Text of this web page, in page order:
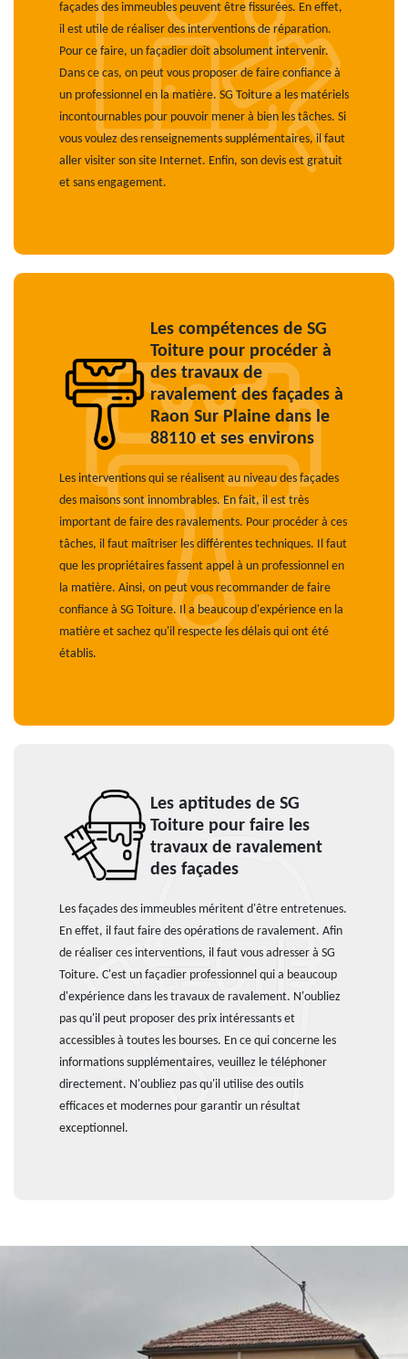
façades des immeubles peuvent être fissurées. En effet,
il est utile de réaliser des interventions de réparation.
Pour ce faire, un façadier doit absolument intervenir.
Dans ce cas, on peut vous proposer de faire confiance à
un professionnel en la matière. SG Toiture a les matériels
incontournables pour pouvoir mener à bien les tâches. Si
vous voulez des renseignements supplémentaires, il faut
aller visiter son site Internet. Enfin, son devis est gratuit
et sans engagement.
Les compétences de SG
Toiture pour procéder à
des travaux de
ravalement des façades à
Raon Sur Plaine dans le
88110 et ses environs
Les interventions qui se réalisent au niveau des façades
des maisons sont innombrables. En fait, il est très
important de faire des ravalements. Pour procéder à ces
tâches, il faut maîtriser les différentes techniques. Il faut
que les propriétaires fassent appel à un professionnel en
la matière. Ainsi, on peut vous recommander de faire
confiance à SG Toiture. Il a beaucoup d'expérience en la
matière et sachez qu'il respecte les délais qui ont été
établis.
Les aptitudes de SG
Toiture pour faire les
travaux de ravalement
des façades
Les façades des immeubles méritent d'être entretenues.
En effet, il faut faire des opérations de ravalement. Afin
de réaliser ces interventions, il faut vous adresser à SG
Toiture. C'est un façadier professionnel qui a beaucoup
d'expérience dans les travaux de ravalement. N'oubliez
pas qu'il peut proposer des prix intéressants et
accessibles à toutes les bourses. En ce qui concerne les
informations supplémentaires, veuillez le téléphoner
directement. N'oubliez pas qu'il utilise des outils
efficaces et modernes pour garantir un résultat
exceptionnel.